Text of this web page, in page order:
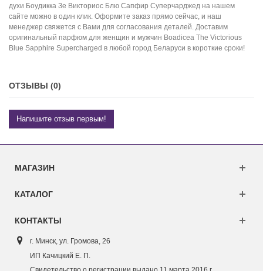
духи Боудикка Зе Викториос Блю Сапфир Суперчарджед на нашем
сайте можно в один клик. Оформите заказ прямо сейчас, и наш
менеджер свяжется с Вами для согласования деталей. Доставим
оригинальный парфюм для женщин и мужчин Boadicea The Victorious
Blue Sapphire Supercharged в любой город Беларуси в короткие сроки!
ОТЗЫВЫ (0)
Напишите отзыв первым!
МАГАЗИН
КАТАЛОГ
КОНТАКТЫ
г. Минск, ул. Громова, 26
ИП Качицкий Е. П.